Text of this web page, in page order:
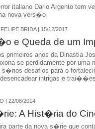
italiano Dario Argento tem
nova vers�o
BRIDA | 15/12/2017
e Queda de um
primeiros anos da Dinastia
se perdidamente por uma
s�rios desafios para o
intrigas e
| 22/08/2014
A Hist�ria do
parte da nova s�rie que